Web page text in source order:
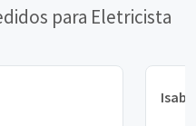
para Eletricista